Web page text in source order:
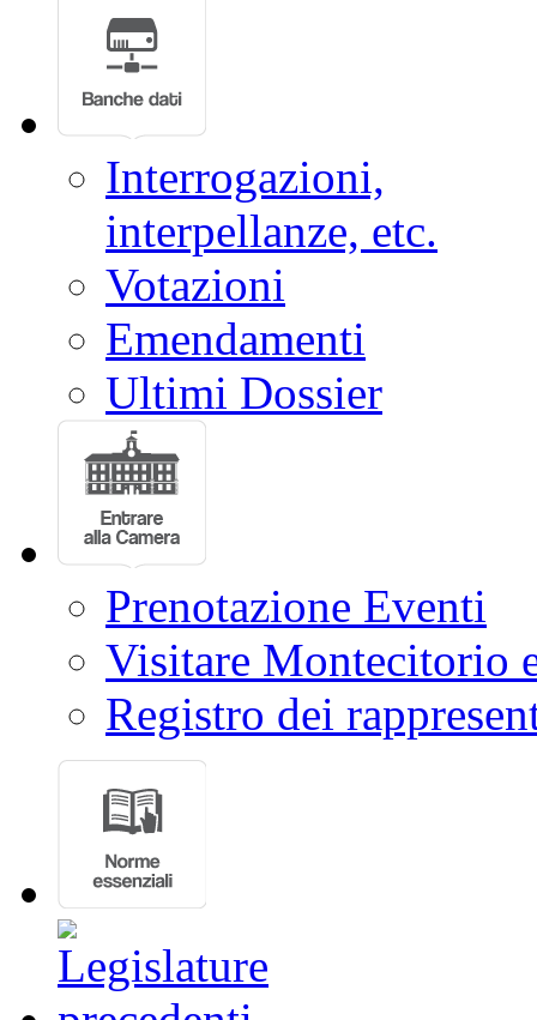
Interrogazioni,
interpellanze, etc.
Votazioni
Emendamenti
Ultimi Dossier
Prenotazione Eventi
Visitare Montecitorio
Registro dei